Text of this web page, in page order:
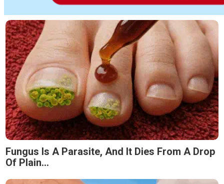
Fungus Is A Parasite, And It Dies From A Drop
Of Plain...